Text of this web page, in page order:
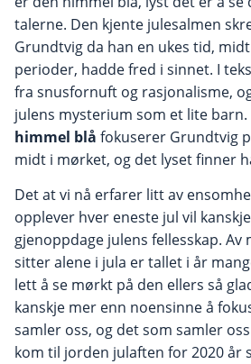
talerne. Den kjente julesalmen
Grundtvig da han en ukes tid,
perioder, hadde fred i sinnet. I
fra snusfornuft og rasjonalisme,
julens mysterium som et lite barn.
himmel blå fokuserer Grundtvig
midt i mørket, og det lyset finner
Det at vi nå erfarer litt av
opplever hver eneste jul vil
gjenoppdage julens fellesskap. Av
sitter alene i jula er tallet i år
lett å se mørkt på den ellers så
kanskje mer enn noensinne å
samler oss, og det som samler
kom til jorden julaften for 2020 år